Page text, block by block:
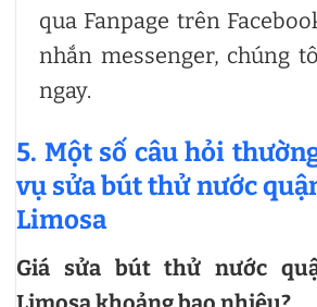
qua Fanpage trên
nhắn messenger, chúng
ngay.
5. Một số câu hỏi
vụ sửa bút thử nước
Limosa
Giá sửa bút thử nước